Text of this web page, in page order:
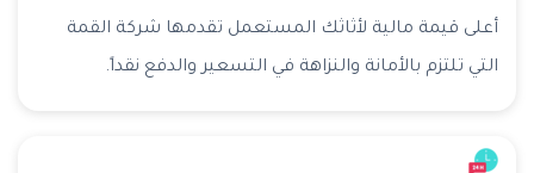
أعلى قيمة مالية لأثاثك المستعمل تقدمها شركة القمة
التي تلتزم بالأمانة والنزاهة في التسعير والدفع نقداً.